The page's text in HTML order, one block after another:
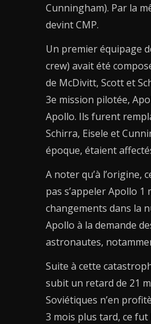
Cunningham). Par la
devint CMP.
Un premier équipage
crew) avait été
de McDivitt, Scott et
3e mission pilotée,
Apollo. Ils furent
Schirra, Eisele et
époque, étaient
A noter qu’à l’origine,
pas s’appeler Apollo 1
changements dans la
Apollo à la demande
astronautes,
Suite à cette
subit un retard de 21
Soviétiques n’en
3 mois plus tard, ce fut